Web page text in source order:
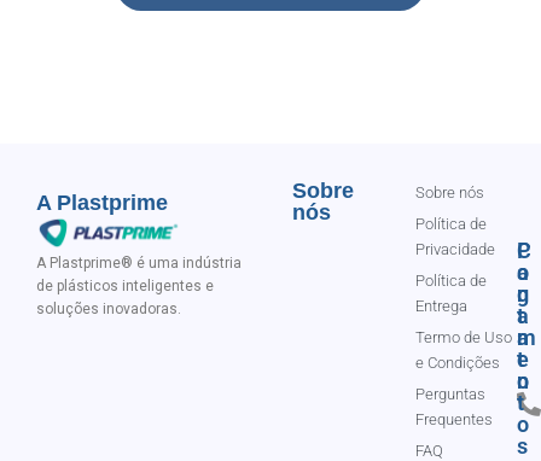
A Plastprime
A Plastprime® é uma indústria
de plásticos inteligentes e
soluções inovadoras.
Sobre
nós
Sobre nós
Política de
Privacidade
Política de
Entrega
Termo de Uso
e Condições
Perguntas
Frequentes
FAQ
C
o
n
t
a
t
o
P
a
g
a
m
e
n
t
o
s